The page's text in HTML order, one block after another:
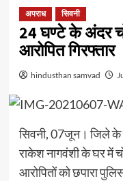
अपराध सिवनी
24 घण्टे के अंदर
आरोपित गिरफ्तार
hindusthan samvad
सिवनी, 07जून। जिले के
राकेश नागवंशी के घर में
आरोपितों को छपारा